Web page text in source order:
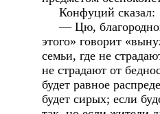
Конфуций сказал:
— Цю,
этого» говорит
семьи, где не
не страдают от
будет равное
будет сирых; если